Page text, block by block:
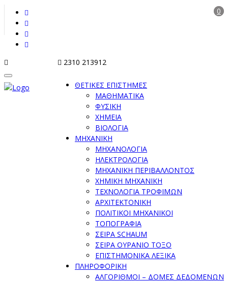
2310 213912
ΘΕΤΙΚΕΣ ΕΠΙΣΤΗΜΕΣ
ΜΑΘΗΜΑΤΙΚΑ
ΦΥΣΙΚΗ
ΧΗΜΕΙΑ
ΒΙΟΛΟΓΙΑ
ΜΗΧΑΝΙΚΗ
ΜΗΧΑΝΟΛΟΓΙΑ
ΗΛΕΚΤΡΟΛΟΓΙΑ
ΜΗΧΑΝΙΚΗ ΠΕΡΙΒΑΛΛΟΝΤΟΣ
ΧΗΜΙΚΗ ΜΗΧΑΝΙΚΗ
ΤΕΧΝΟΛΟΓΙΑ ΤΡΟΦΙΜΩΝ
ΑΡΧΙΤΕΚΤΟΝΙΚΗ
ΠΟΛΙΤΙΚΟΙ ΜΗΧΑΝΙΚΟΙ
ΤΟΠΟΓΡΑΦΙΑ
ΣΕΙΡΑ SCHAUM
ΣΕΙΡΑ ΟΥΡΑΝΙΟ ΤΟΞΟ
ΕΠΙΣΤΗΜΟΝΙΚΑ ΛΕΞΙΚΑ
ΠΛΗΡΟΦΟΡΙΚΗ
ΑΛΓΟΡΙΘΜΟΙ – ΔΟΜΕΣ ΔΕΔΟΜΕΝΩΝ
0